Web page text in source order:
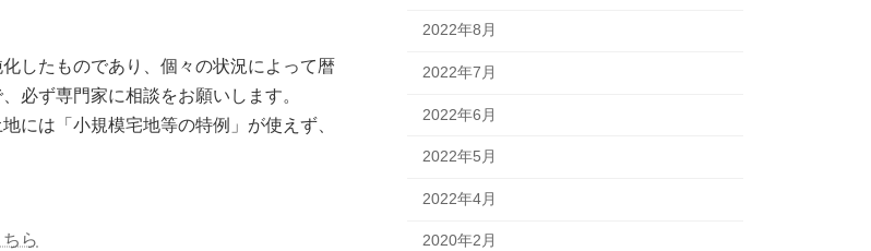
したものであり、個々の状況によって暦
必ず専門家に相談をお願いします。
には「小規模宅地等の特例」が使えず、
ら
2022年8月
2022年7月
2022年6月
2022年5月
2022年4月
2020年2月